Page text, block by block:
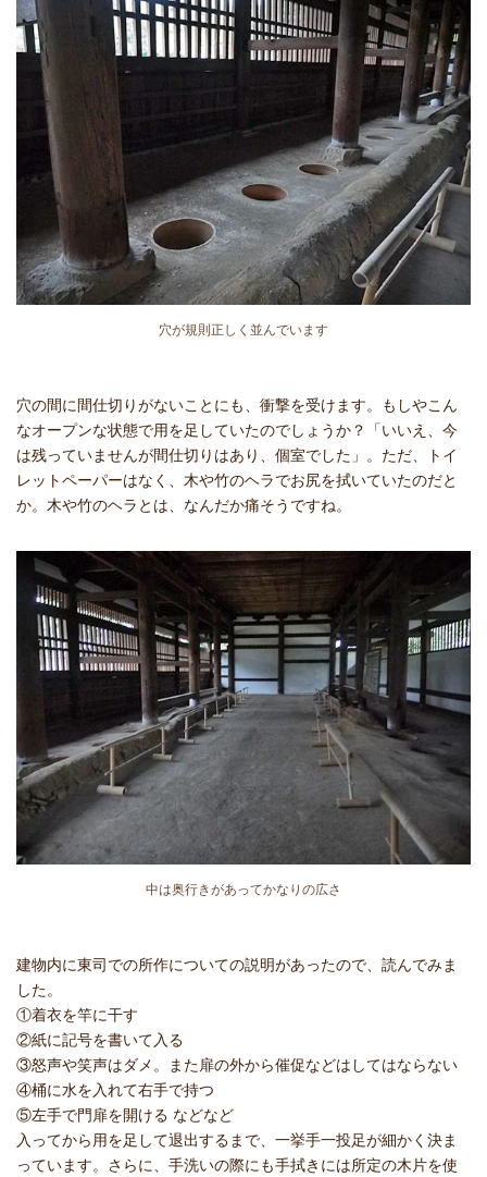
穴が規則正しく並んでいます
穴の間に間仕切りがないことにも、衝撃を受けます。もしやこん
なオープンな状態で用を足していたのでしょうか？「いいえ、今
は残っていませんが間仕切りはあり、個室でした」。ただ、トイ
レットペーパーはなく、木や竹のヘラでお尻を拭いていたのだと
か。木や竹のヘラとは、なんだか痛そうですね。
中は奥行きがあってかなりの広さ
建物内に東司での所作についての説明があったので、読んでみま
した。
①着衣を竿に干す
②紙に記号を書いて入る
③怒声や笑声はダメ。また扉の外から催促などはしてはならない
④桶に水を入れて右手で持つ
⑤左手で門扉を開ける などなど
入ってから用を足して退出するまで、一挙手一投足が細かく決ま
っています。さらに、手洗いの際にも手拭きには所定の木片を使